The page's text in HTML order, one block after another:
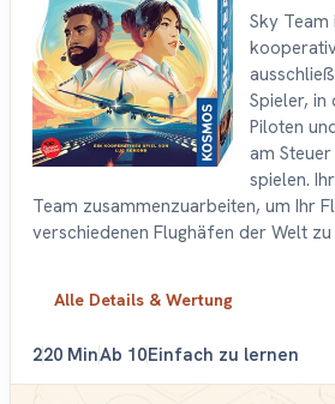
Sky Team
Spieler, in
Piloten
am
spielen.
Team zusammenzuarbeiten, um Ihr
verschiedenen Flughäfen der Welt zu
Alle Details & Wertung
220 MinAb 10Einfach zu lernen